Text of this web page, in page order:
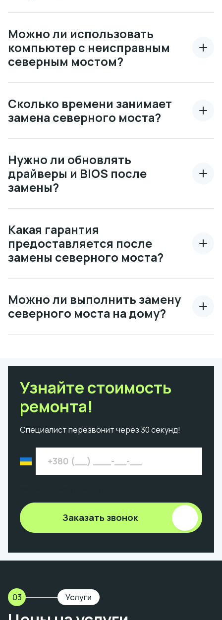
Можно ли использовать
компьютер с неисправным
северным мостом?
Сколько времени занимает
замена северного моста?
Нужно ли обновлять
драйверы и BIOS после
замены?
Какая гарантия
предоставляется после
замены северного моста?
Можно ли выполнить замену
северного моста на дому?
Узнайте стоимость
ремонта!
Специалист перезвонит через 30 секунд!
Заказать звонок
03 Услуги